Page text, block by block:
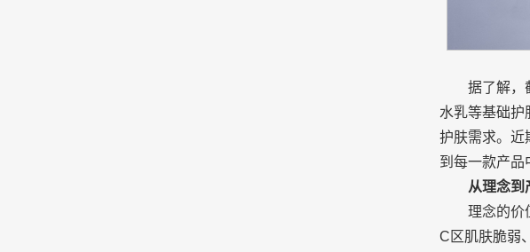
据了解，
水乳等基础护
护肤需求。近
到每一款产品
从理念到
理念的价
C区肌肤脆弱